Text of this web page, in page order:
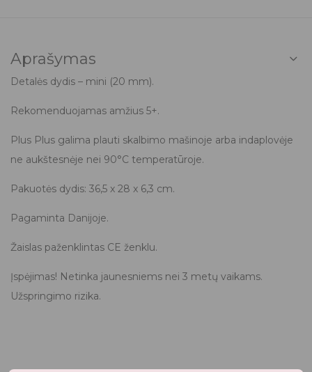
Aprašymas
Detalės dydis – mini (20 mm).
Rekomenduojamas amžius 5+.
Plus Plus galima plauti skalbimo mašinoje arba indaplovėje
ne aukštesnėje nei 90°C temperatūroje.
Pakuotės dydis: 36,5 x 28 x 6,3 cm.
Pagaminta Danijoje.
Žaislas paženklintas CE ženklu.
Įspėjimas! Netinka jaunesniems nei 3 metų vaikams.
Užspringimo rizika.